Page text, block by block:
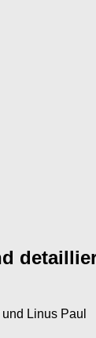
Linus Paul